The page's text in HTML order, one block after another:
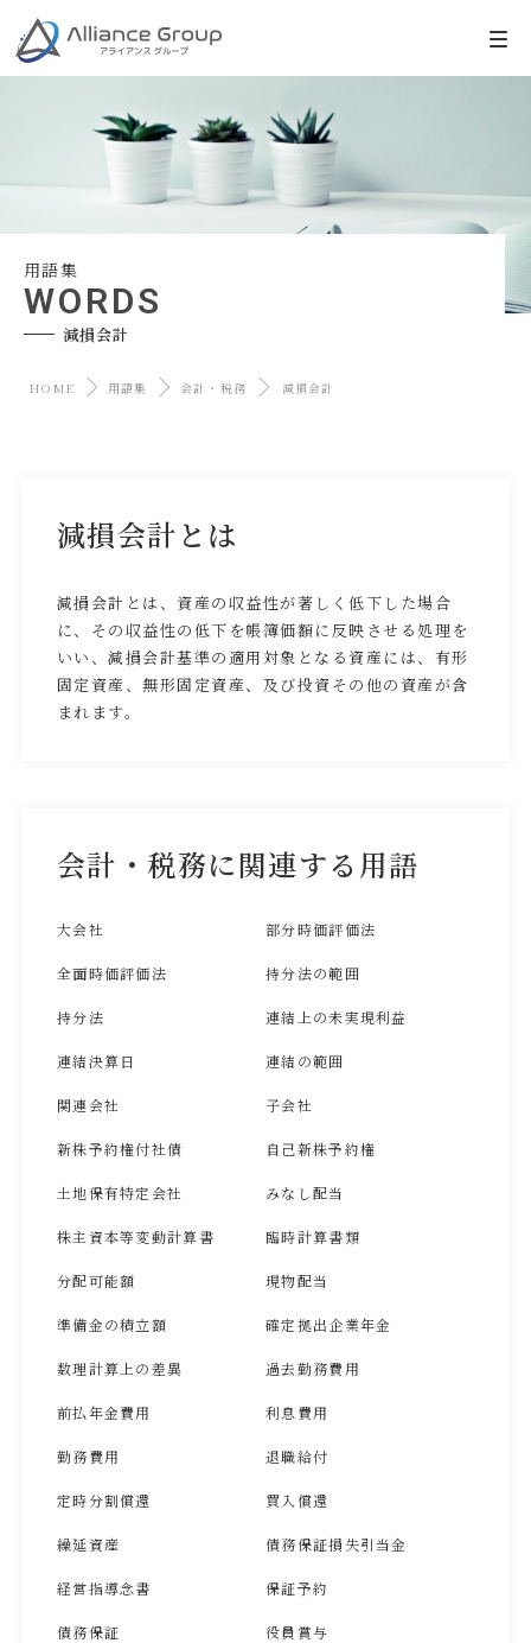
用語集
WORDS
減損会計
HOME 用語集 会計・税務 減損会計
減損会計とは
減損会計とは、資産の収益性が著しく低下した場合
に、その収益性の低下を帳簿価額に反映させる処理を
いい、減損会計基準の適用対象となる資産には、有形
固定資産、無形固定資産、及び投資その他の資産が含
まれます。
会計・税務に関連する用語
大会社 部分時価評価法
全面時価評価法 持分法の範囲
持分法 連結上の未実現利益
連結決算日 連結の範囲
関連会社 子会社
新株予約権付社債 自己新株予約権
土地保有特定会社 みなし配当
株主資本等変動計算書 臨時計算書類
分配可能額 現物配当
準備金の積立額 確定拠出企業年金
数理計算上の差異 過去勤務費用
前払年金費用 利息費用
勤務費用 退職給付
定時分割償還 買入償還
繰延資産 債務保証損失引当金
経営指導念書 保証予約
債務保証 役員賞与